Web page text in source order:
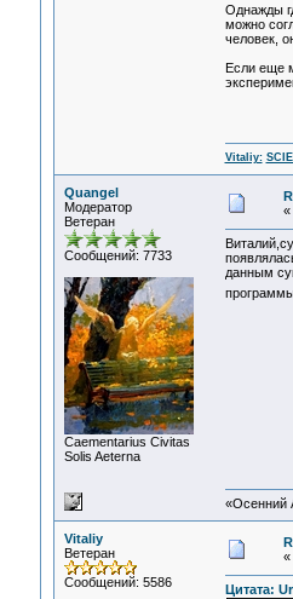
Однажды
можно
человек,
Если еще
Vitaliy:
Quangel
Модератор
Ветеран
Сообщений: 7733
Сaementarius Civitas
Solis Aeterna
«
данным
«Осенний
Vitaliy
Ветеран
Сообщений: 5586
«
Цитата: